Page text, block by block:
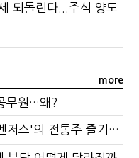
되돌린다...주식 양도
more
무원…왜?
막걸리를 하이볼처럼?…'주(酒)벤저스'의 전통주 즐기는 법